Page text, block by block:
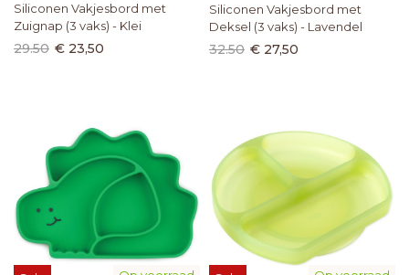
Siliconen Vakjesbord met
Zuignap (3 vaks) - Klei
29.50 € 23,50
Siliconen Vakjesbord met
Deksel (3 vaks) - Lavendel
32.50 € 27,50